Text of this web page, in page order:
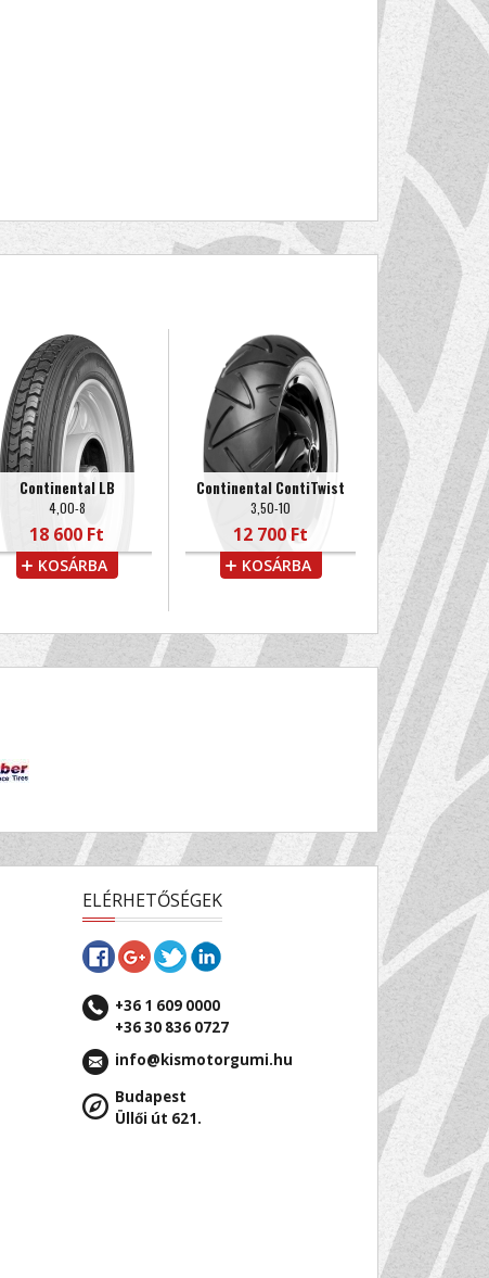
Continental LB
4,00-8
18 600 Ft
KOSÁRBA
Continental ContiTwist
3,50-10
12 700 Ft
KOSÁRBA
ELÉRHETŐSÉGEK
+36 1 609 0000
+36 30 836 0727
info@kismotorgumi.hu
Budapest
Üllői út 621.